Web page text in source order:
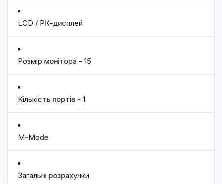
LCD / РК-дисплей
Розмір монітора - 15
Кількість портів - 1
M-Mode
Загальні розрахунки